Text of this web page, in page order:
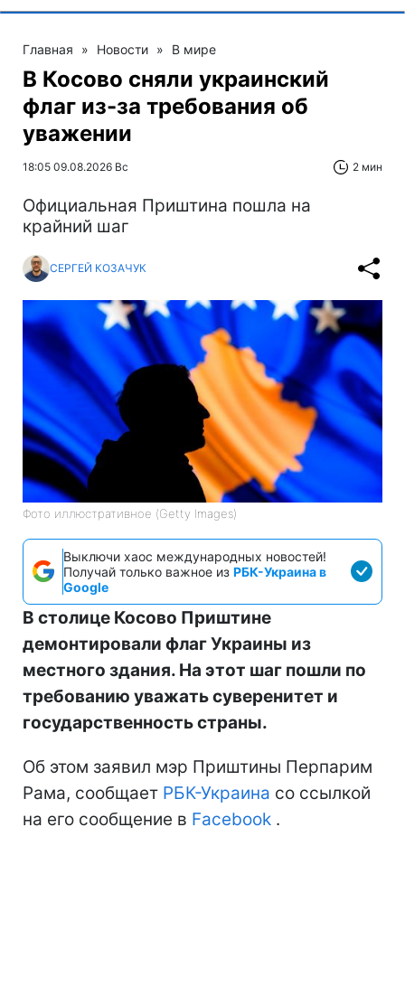
Главная » Новости » В мире
В Косово сняли украинский
флаг из-за требования об
уважении
18:05 09.08.2026 Вс 2 мин
Официальная Приштина пошла на
крайний шаг
СЕРГЕЙ КОЗАЧУК
Фото иллюстративное (Getty Images)
Выключи хаос международных новостей!
Получай только важное из РБК-Украина в
Google
В столице Косово Приштине
демонтировали флаг Украины из
местного здания. На этот шаг пошли по
требованию уважать суверенитет и
государственность страны.
Об этом заявил мэр Приштины Перпарим
Рама, сообщает РБК-Украина со ссылкой
на его сообщение в Facebook .